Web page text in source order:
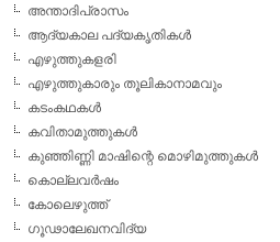
അന്താദിപ്രാസം
ആദ്യകാല പദ്യകൃതികള്‍
എഴുത്തുകളരി
എഴുത്തുകാരും തൂലികാനാമവും
കടംകഥകള്‍
കവിതാമുത്തുകള്‍
കുഞ്ഞിണ്ണി മാഷിന്റെ മൊഴിമുത്തുകള്‍
കൊല്ലവര്‍ഷം
കോലെഴുത്ത്
ഗൂഢാലേഖനവിദ്യ